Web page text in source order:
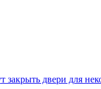
двери для